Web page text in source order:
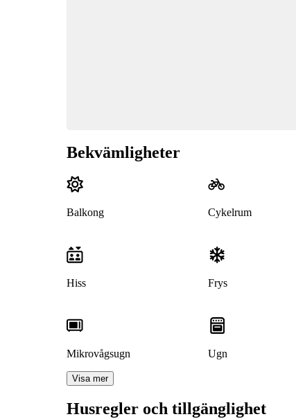
Bekvämligheter
Balkong Cykelrum
Hiss Frys
Mikrovågsugn Ugn
Visa mer
Husregler och tillgänglighet